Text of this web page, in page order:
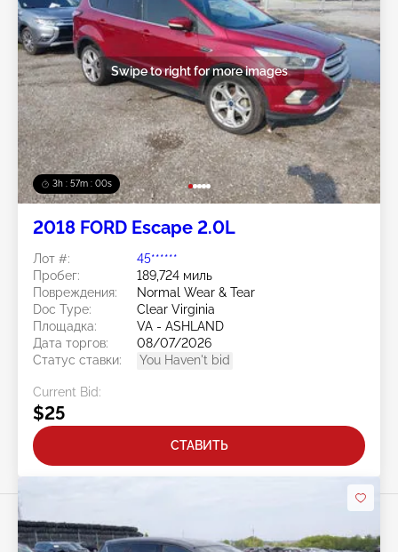
3h : 56m : 57s
Swipe to right for more images
2018 FORD Escape 2.0L
Лот #:
45******
Пробег:
189,724 миль
Повреждения:
Normal Wear & Tear
Doc Type:
Clear Virginia
Площадка:
VA - ASHLAND
Дата торгов:
08/07/2026
Статус ставки:
You Haven't bid
Current Bid:
$25
СТАВИТЬ